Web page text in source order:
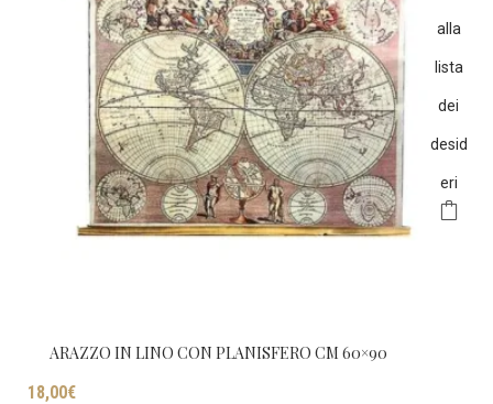
alla
lista
dei
desid
eri
ARAZZO IN LINO CON PLANISFERO CM 60×90
18,00€